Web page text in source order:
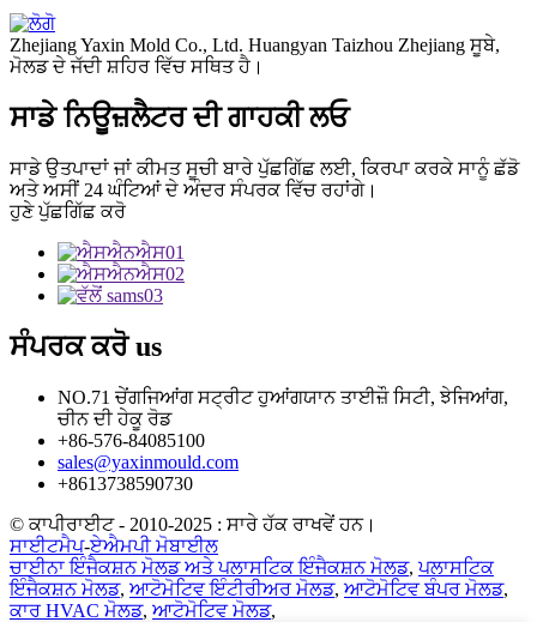
Zhejiang Yaxin Mold Co., Ltd. Huangyan Taizhou Zhejiang ਸੂਬੇ,
ਮੋਲਡ ਦੇ ਜੱਦੀ ਸ਼ਹਿਰ ਵਿੱਚ ਸਥਿਤ ਹੈ।
ਸਾਡੇ ਨਿਊਜ਼ਲੈਟਰ ਦੀ ਗਾਹਕੀ ਲਓ
ਸਾਡੇ ਉਤਪਾਦਾਂ ਜਾਂ ਕੀਮਤ ਸੂਚੀ ਬਾਰੇ ਪੁੱਛਗਿੱਛ ਲਈ, ਕਿਰਪਾ ਕਰਕੇ ਸਾਨੂੰ ਛੱਡੋ
ਅਤੇ ਅਸੀਂ 24 ਘੰਟਿਆਂ ਦੇ ਅੰਦਰ ਸੰਪਰਕ ਵਿੱਚ ਰਹਾਂਗੇ।
ਹੁਣੇ ਪੁੱਛਗਿੱਛ ਕਰੋ
ਸੰਪਰਕ ਕਰੋus
NO.71 ਚੇਂਗਜਿਆਂਗ ਸਟ੍ਰੀਟ ਹੁਆਂਗਯਾਨ ਤਾਈਜ਼ੌ ਸਿਟੀ, ਝੇਜਿਆਂਗ,
ਚੀਨ ਦੀ ਹੇਕੂ ਰੋਡ
+86-576-84085100
sales@yaxinmould.com
+8613738590730
© ਕਾਪੀਰਾਈਟ - 2010-2025 : ਸਾਰੇ ਹੱਕ ਰਾਖਵੇਂ ਹਨ।
ਸਾਈਟਮੈਪ-ਏਐਮਪੀ ਮੋਬਾਈਲ
ਚਾਈਨਾ ਇੰਜੈਕਸ਼ਨ ਮੋਲਡ ਅਤੇ ਪਲਾਸਟਿਕ ਇੰਜੈਕਸ਼ਨ ਮੋਲਡ,ਪਲਾਸਟਿਕ
ਇੰਜੈਕਸ਼ਨ ਮੋਲਡ, ਆਟੋਮੋਟਿਵ ਇੰਟੀਰੀਅਰ ਮੋਲਡ, ਆਟੋਮੋਟਿਵ ਬੰਪਰ ਮੋਲਡ,
ਕਾਰ HVAC ਮੋਲਡ, ਆਟੋਮੋਟਿਵ ਮੋਲਡ,